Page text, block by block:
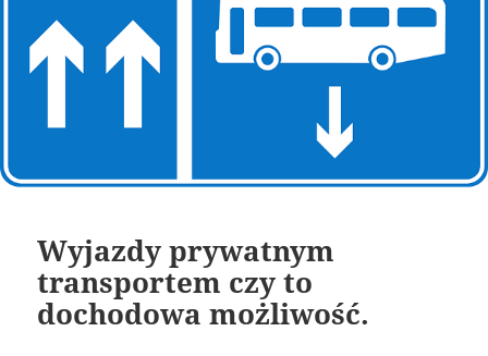
Wyjazdy prywatnym
transportem czy to
dochodowa możliwość.